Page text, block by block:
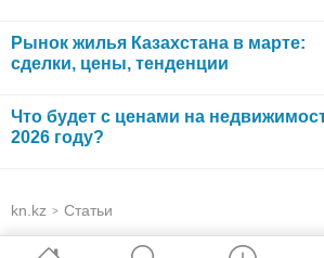
Рынок жилья Казахстана в марте:
сделки, цены, тенденции
Что будет с ценами на
2026 году?
kn.kz > Статьи